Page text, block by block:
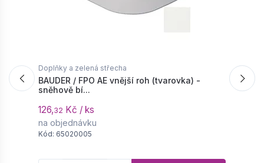
Doplňky a zelená střecha
BAUDER / FPO AE vnější roh (tvarovka) -
sněhově bí...
126,32 Kč / ks
na objednávku
Kód: 65020005